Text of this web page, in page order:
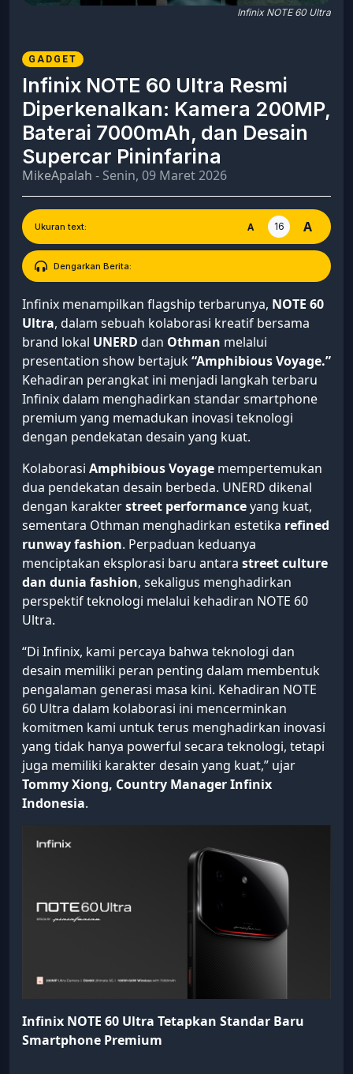
Infinix NOTE 60 Ultra
GADGET
Infinix NOTE 60 Ultra Resmi
Diperkenalkan: Kamera 200MP,
Baterai 7000mAh, dan Desain
Supercar Pininfarina
MikeApalah - Senin, 09 Maret 2026
Ukuran text: A 16 A
Dengarkan Berita:
Infinix menampilkan flagship terbarunya, NOTE 60
Ultra, dalam sebuah kolaborasi kreatif bersama
brand lokal UNERD dan Othman melalui
presentation show bertajuk“Amphibious Voyage.”
Kehadiran perangkat ini menjadi langkah terbaru
Infinix dalam menghadirkan standar smartphone
premium yang memadukan inovasi teknologi
dengan pendekatan desain yang kuat.
Kolaborasi Amphibious Voyage mempertemukan
dua pendekatan desain berbeda. UNERD dikenal
dengan karakterstreet performanceyang kuat,
sementara Othman menghadirkan estetika refined
runway fashion. Perpaduan keduanya
menciptakan eksplorasi baru antara street culture
dan dunia fashion, sekaligus menghadirkan
perspektif teknologi melalui kehadiran NOTE 60
Ultra.
“Di Infinix, kami percaya bahwa teknologi dan
desain memiliki peran penting dalam membentuk
pengalaman generasi masa kini. Kehadiran NOTE
60 Ultra dalam kolaborasi ini mencerminkan
komitmen kami untuk terus menghadirkan inovasi
yang tidak hanya powerful secara teknologi, tetapi
juga memiliki karakter desain yang kuat,” ujar
Tommy Xiong, Country Manager Infinix
Indonesia.
Infinix NOTE 60 Ultra Tetapkan Standar Baru
Smartphone Premium